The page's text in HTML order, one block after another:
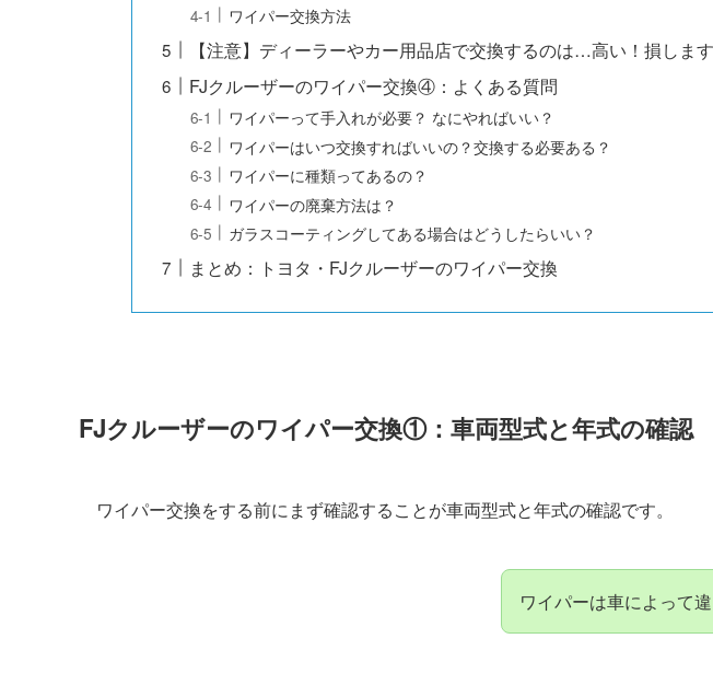
ワイパー交換方法
【注意】ディーラーやカー用品店で交換するのは…高い！損します
FJクルーザーのワイパー交換④：よくある質問
ワイパーって手入れが必要？ なにやればいい？
ワイパーはいつ交換すればいいの？交換する必要ある？
ワイパーに種類ってあるの？
ワイパーの廃棄方法は？
ガラスコーティングしてある場合はどうしたらいい？
まとめ：トヨタ・FJクルーザーのワイパー交換
FJクルーザーのワイパー交換①：車両型式と年式の確認
ワイパー交換をする前にまず確認することが車両型式と年式の確認です。
ワイパーは車によって